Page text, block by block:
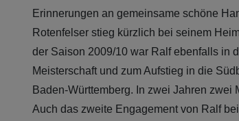
Erinnerungen an gemeinsame schöne
Rotenfelser stieg kürzlich bei seinem
der Saison 2009/10 war Ralf ebenfalls in
Meisterschaft und zum Aufstieg in die
Baden-Württemberg. In zwei Jahren zwei
Auch das zweite Engagement von Ralf